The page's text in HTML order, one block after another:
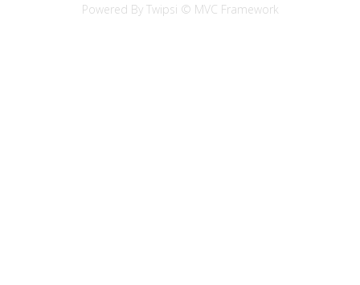
Powered By Twipsi © MVC Framework